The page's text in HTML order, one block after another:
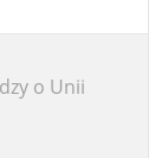
o Unii